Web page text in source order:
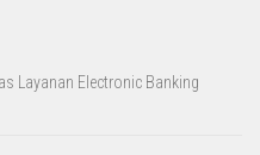
Layanan Electronic Banking